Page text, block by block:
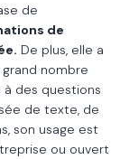
de
de
De plus, elle a
nombre
à des questions
de texte, de
son usage est
ou ouvert